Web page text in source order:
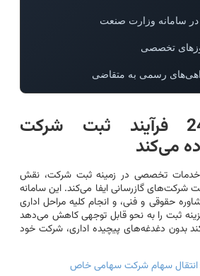
در سامانه وزارت صنعت
تخصصی
رسمی به متقاضی
چگونه ثبت24 فرآیند ثبت شرکت
می‌کند
با ارائه خدمات تخصصی در زمینه ثبت شرکت، نقش
شرکت‌های گازرسانی ایفا می‌کند. این سامانه
حقوقی و فنی، و انجام کلیه مراحل اداری
ثبت را به نحو قابل توجهی کاهش می‌دهد
بدون دغدغه‌های پیچیده اداری، شرکت خود
انتقال سهام شرکت سهامی خاص